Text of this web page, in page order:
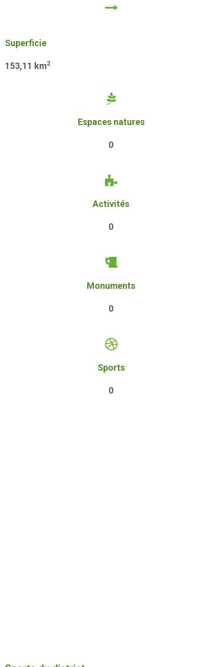
Superficie
153,11 km2
Espaces natures
0
Activités
0
Monuments
0
Sports
0